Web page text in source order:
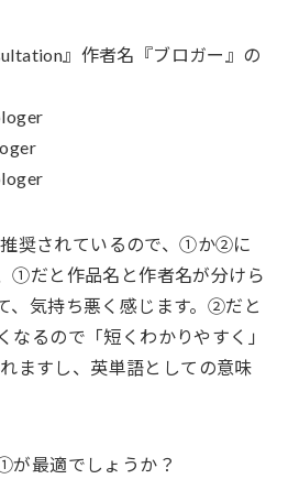
』作者名『ブロガー』の
奨されているので、①か②に
①だと作品名と作者名が分けら
、気持ち悪く感じます。②だと
なるので「短くわかりやすく」
ますし、英単語としての意味
が最適でしょうか？